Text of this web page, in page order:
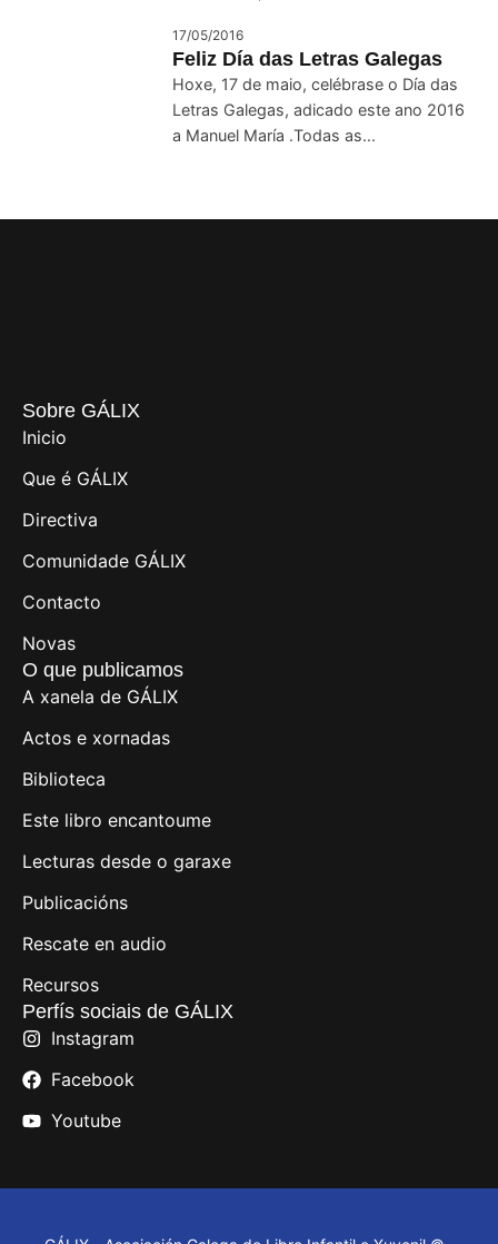
17/05/2016
Feliz Día das Letras Galegas
Hoxe, 17 de maio, celébrase o Día das
Letras Galegas, adicado este ano 2016
a Manuel María .Todas as...
Sobre GÁLIX
Inicio
Que é GÁLIX
Directiva
Comunidade GÁLIX
Contacto
Novas
O que publicamos
A xanela de GÁLIX
Actos e xornadas
Biblioteca
Este libro encantoume
Lecturas desde o garaxe
Publicacións
Rescate en audio
Recursos
Perfís sociais de GÁLIX
Instagram
Facebook
Youtube